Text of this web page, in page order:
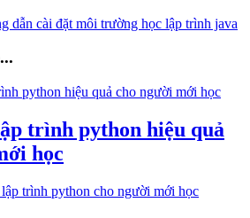
dẫn cài đặt môi trường học lập trình java
trình python hiệu quả
học